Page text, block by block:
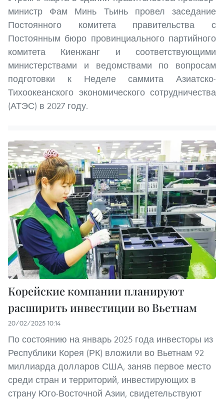
министр Фам Минь Тьинь провел заседание
Постоянного комитета правительства с
Постоянным бюро провинциального партийного
комитета Киенжанг и соответствующими
министерствами и ведомствами по вопросам
подготовки к Неделе саммита Азиатско-
Тихоокеанского экономического сотрудничества
(АТЭС) в 2027 году.
Корейские компании планируют
расширить инвестиции во Вьетнам
20/02/2025 10:14
По состоянию на январь 2025 года инвесторы из
Республики Корея (РК) вложили во Вьетнам 92
миллиарда долларов США, заняв первое место
среди стран и территорий, инвестирующих в
страну Юго-Восточной Азии, свидетельствуют